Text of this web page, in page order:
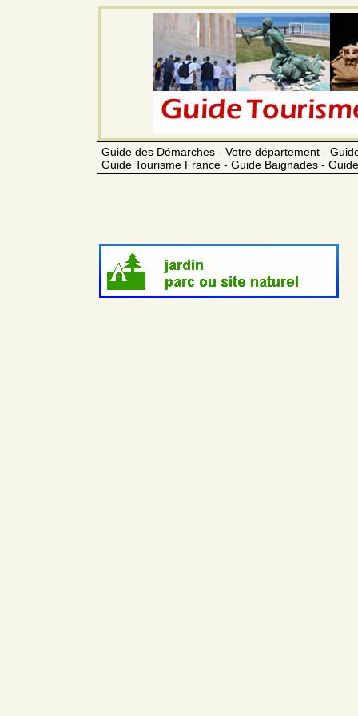
Guide des Démarches - Votre département -
Guide Tourisme France - Guide Baignades -